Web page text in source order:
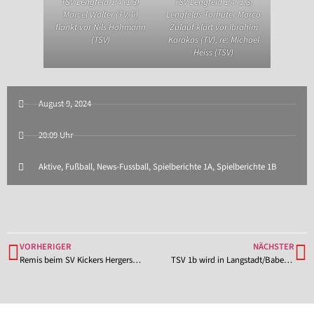
August 9, 2024
20:09 Uhr
Aktive, Fußball, News-Fussball, Spielberichte 1A, Spielberichte 1B
Marcel Walter (TV, li)
flankt vor Nils Hohmann
(TSV)
Lengfelds Torhüter Marco
Zulauf klärt vor Ibrahim
Karakas (TV), re: Michael
Heiss (TSV)
VORHERIGER
Remis beim SV Kickers Hergershausen – TSV 1b gleicht dreimal einen Rückstand aus
NÄCHSTER
TSV 1b wird in Langstadt/Babenhausen mit 9:0 abgefertigt